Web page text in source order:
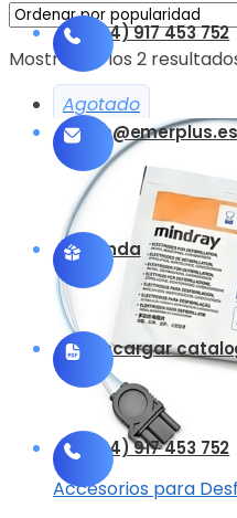
(+34) 917 453 752
info@emerplus.es
Tienda
Descargar
(+34) 917 453 752
Mostrando los 2
Agotado
Accesorios para